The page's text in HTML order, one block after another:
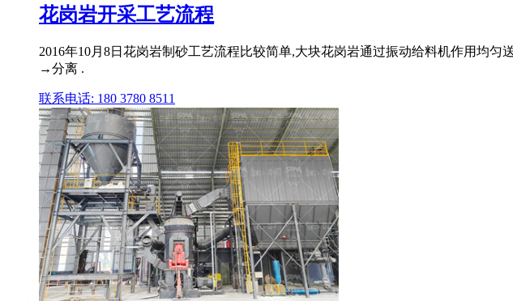
花岗岩开采工艺流程
2016年10月8日花岗岩制砂工艺流程比较简单,大块花岗岩通过振动给料机作用均
→分离 .
联系电话: 180 3780 8511